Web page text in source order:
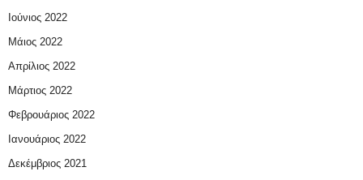
Ιούνιος 2022
Μάιος 2022
Απρίλιος 2022
Μάρτιος 2022
Φεβρουάριος 2022
Ιανουάριος 2022
Δεκέμβριος 2021